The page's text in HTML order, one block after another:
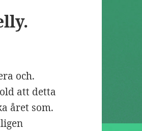
och.
att detta
året som.